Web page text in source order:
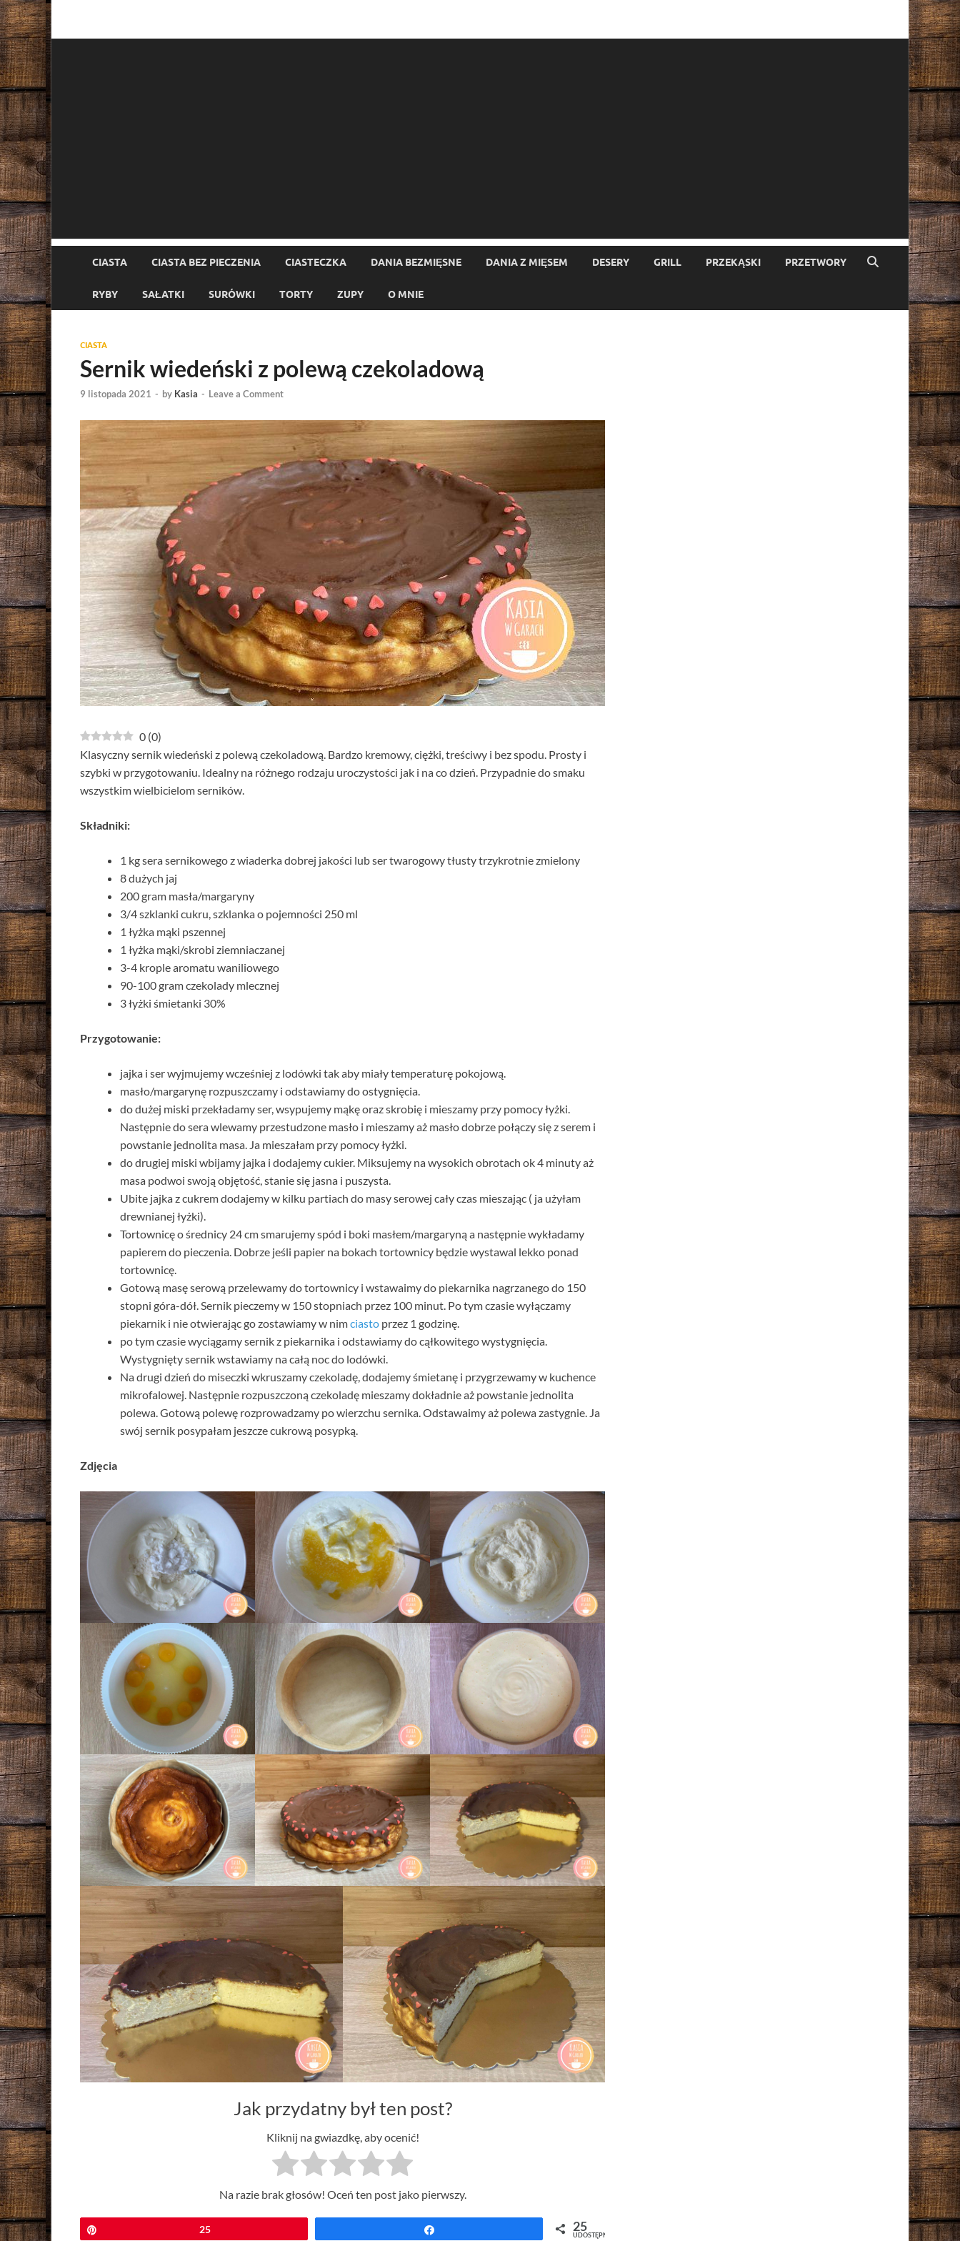
CIASTA CIASTA BEZ PIECZENIA CIASTECZKA DANIA BEZMIĘSNE DANIA Z MIĘSEM DESERY GRILL PRZEKĄSKI PRZETWORY
RYBY SAŁATKI SURÓWKI TORTY ZUPY O MNIE
CIASTA
Sernik wiedeński z polewą czekoladową
9 listopada 2021 - by Kasia - Leave a Comment
0 (0)
Klasyczny sernik wiedeński z polewą czekoladową. Bardzo kremowy, ciężki, treściwy i bez spodu. Prosty i
szybki w przygotowaniu. Idealny na różnego rodzaju uroczystości jak i na co dzień. Przypadnie do smaku
wszystkim wielbicielom serników.
Składniki:
1 kg sera sernikowego z wiaderka dobrej jakości lub ser twarogowy tłusty trzykrotnie zmielony
8 dużych jaj
200 gram masła/margaryny
3/4 szklanki cukru, szklanka o pojemności 250 ml
1 łyżka mąki pszennej
1 łyżka mąki/skrobi ziemniaczanej
3-4 krople aromatu waniliowego
90-100 gram czekolady mlecznej
3 łyżki śmietanki 30%
Przygotowanie:
jajka i ser wyjmujemy wcześniej z lodówki tak aby miały temperaturę pokojową.
masło/margarynę rozpuszczamy i odstawiamy do ostygnięcia.
do dużej miski przekładamy ser, wsypujemy mąkę oraz skrobię i mieszamy przy pomocy łyżki.
Następnie do sera wlewamy przestudzone masło i mieszamy aż masło dobrze połączy się z serem i
powstanie jednolita masa. Ja mieszałam przy pomocy łyżki.
do drugiej miski wbijamy jajka i dodajemy cukier. Miksujemy na wysokich obrotach ok 4 minuty aż
masa podwoi swoją objętość, stanie się jasna i puszysta.
Ubite jajka z cukrem dodajemy w kilku partiach do masy serowej cały czas mieszając ( ja użyłam
drewnianej łyżki).
Tortownicę o średnicy 24 cm smarujemy spód i boki masłem/margaryną a następnie wykładamy
papierem do pieczenia. Dobrze jeśli papier na bokach tortownicy będzie wystawal lekko ponad
tortownicę.
Gotową masę serową przelewamy do tortownicy i wstawaimy do piekarnika nagrzanego do 150
stopni góra-dół. Sernik pieczemy w 150 stopniach przez 100 minut. Po tym czasie wyłączamy
piekarnik i nie otwierając go zostawiamy w nimciasto przez 1 godzinę.
po tym czasie wyciągamy sernik z piekarnika i odstawiamy do cąłkowitego wystygnięcia.
Wystygnięty sernik wstawiamy na całą noc do lodówki.
Na drugi dzień do miseczki wkruszamy czekoladę, dodajemy śmietanę i przygrzewamy w kuchence
mikrofalowej. Następnie rozpuszczoną czekoladę mieszamy dokładnie aż powstanie jednolita
polewa. Gotową polewę rozprowadzamy po wierzchu sernika. Odstawaimy aż polewa zastygnie. Ja
swój sernik posypałam jeszcze cukrową posypką.
Zdjęcia
Jak przydatny był ten post?
Kliknij na gwiazdkę, aby ocenić!
Na razie brak głosów! Oceń ten post jako pierwszy.
25 25
UDOSTĘPNIEŃ